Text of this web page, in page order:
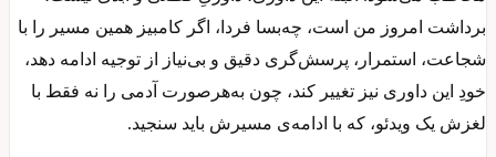
برداشت امروز من است، چه‌بسا فردا، اگر کامبیز همین مسیر را با
شجاعت، استمرار، پرسش‌گری دقیق و بی‌نیاز از توجیه ادامه دهد،
خودِ این داوری نیز تغییر کند، چون به‌هرصورت آدمی را نه فقط با
لغزش یک ویدئو، که با ادامه‌ی مسیرش باید سنجید.